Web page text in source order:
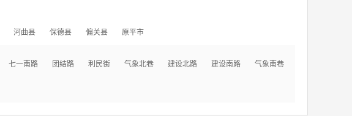
河曲县 保德县 偏关县 原平市
七一南路 团结路 利民街 气象北巷 建设北路 建设南路 气象南巷